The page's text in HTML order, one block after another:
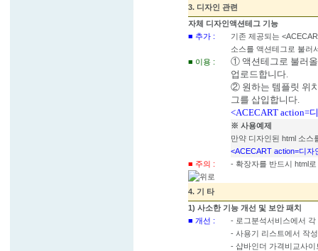
3. 디자인 관련
자체 디자인액션테그 기능
■ 추가 :
기존 제공되는
소스를 액션테그로 불러
■ 이용 :
① 액션테그로 불러
업로드합니다.
② 원하는 템플릿 위
그를 삽입합니다.
<ACECART action=
※ 사용예제
만약 디자인된 html 소스
<ACECART action=디자
■ 주의 :
- 확장자를 반드시 html
4. 기 타
1) 사소한 기능 개선 및 보안 패치
■ 개선 :
- 로그분석서비스에서
- 사용기 리스트에서 작
- 샵바인더 가격비교사